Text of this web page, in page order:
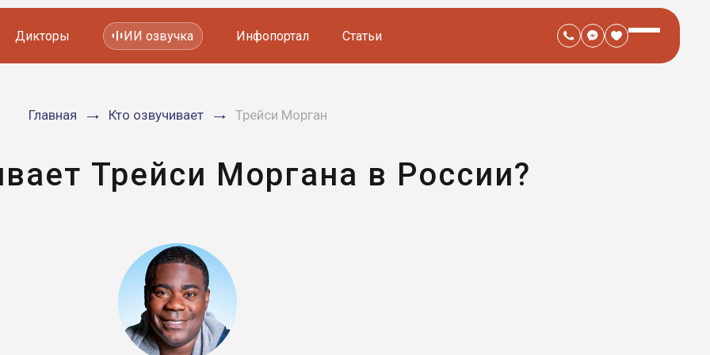
Мультфильмов
Дикторы ИИ озвучка Инфопортал Статьи
Главная Кто озвучивает Трейси Морган
Трейси Моргана в России?